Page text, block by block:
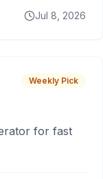
Jul 8, 2026
Weekly Pick
for fast